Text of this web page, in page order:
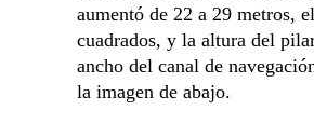
aumentó de 22 a 29 metros,
cuadrados, y la altura del
ancho del canal de
la imagen de abajo.